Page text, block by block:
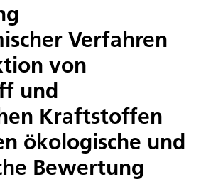
Verfahren
von
und
Kraftstoffen
ökologische und
Bewertung